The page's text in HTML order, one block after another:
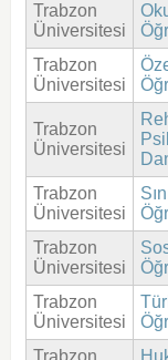
Trabzon
Üniversitesi
Trabzon
Üniversitesi
Trabzon
Üniversitesi
Trabzon
Üniversitesi
Trabzon
Üniversitesi
Trabzon
Üniversitesi